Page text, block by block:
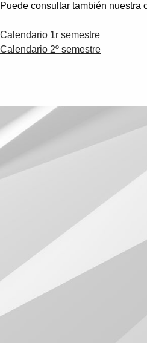
Puede consultar también nuestra
Calendario 1r semestre
Calendario 2º semestre